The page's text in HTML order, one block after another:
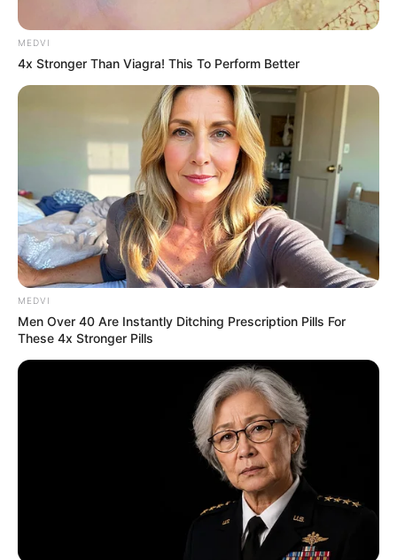
MEDVI
4x Stronger Than Viagra! This To Perform Better
MEDVI
Men Over 40 Are Instantly Ditching Prescription Pills For
These 4x Stronger Pills